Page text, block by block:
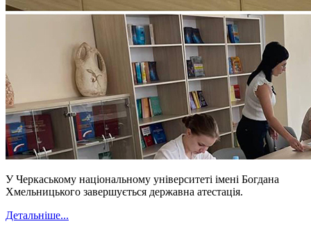
У Черкаському національному університеті імені Богдана
Хмельницького завершується державна атестація.
Детальніше...